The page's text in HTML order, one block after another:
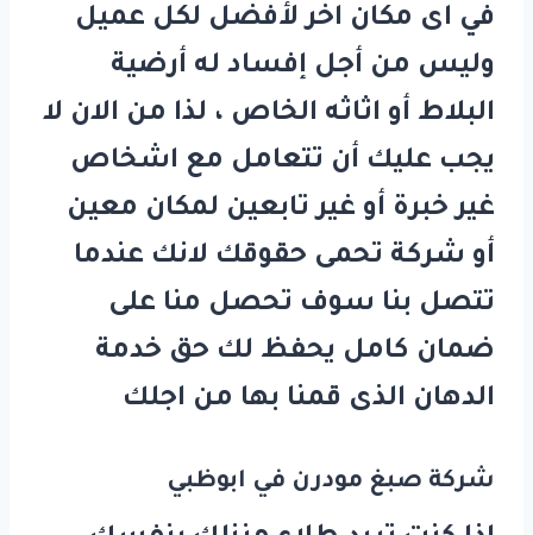
في اى مكان اخر لأفضل لكل عميل
وليس من أجل إفساد له أرضية
البلاط أو اثاثه الخاص ، لذا من الان لا
يجب عليك أن تتعامل مع اشخاص
غير خبرة أو غير تابعين لمكان معين
أو شركة تحمى حقوقك لانك عندما
تتصل بنا سوف تحصل منا على
ضمان كامل يحفظ لك حق خدمة
الدهان الذى قمنا بها من اجلك
شركة صبغ مودرن في ابوظبي